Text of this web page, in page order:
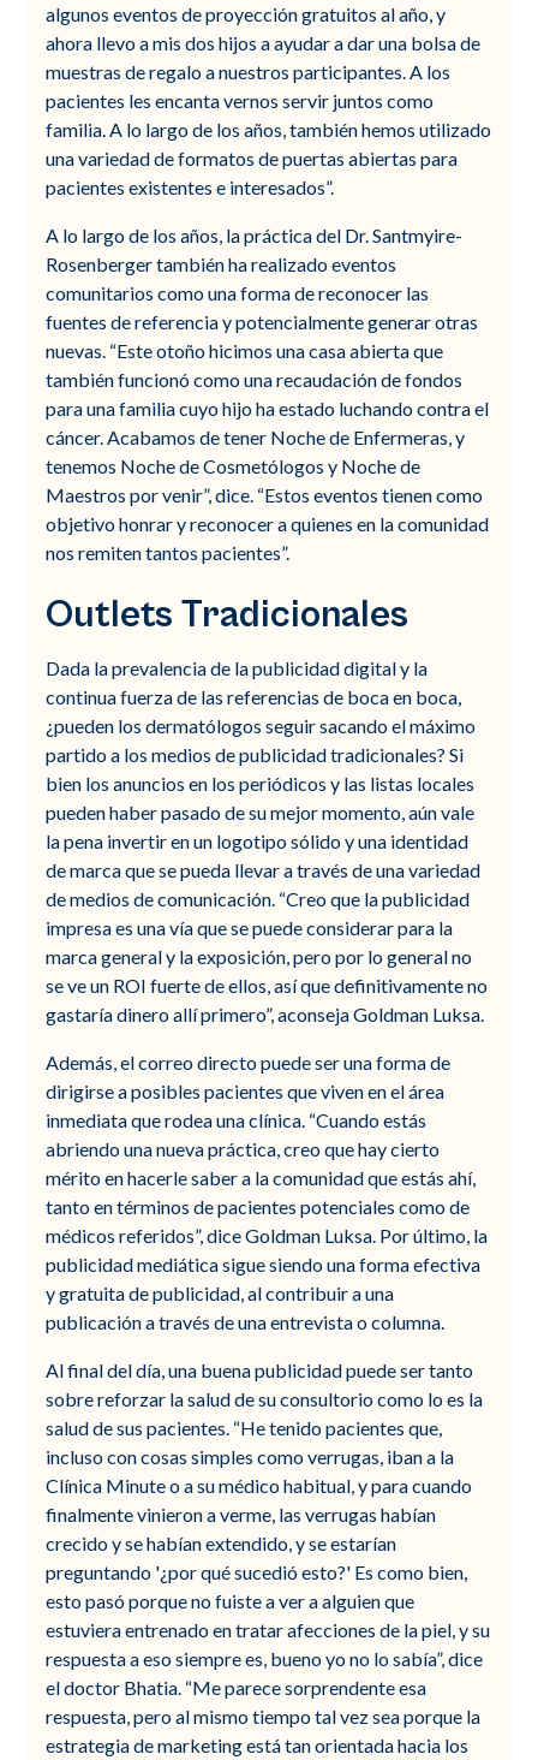
algunos eventos de proyección gratuitos al año, y
ahora llevo a mis dos hijos a ayudar a dar una bolsa de
muestras de regalo a nuestros participantes. A los
pacientes les encanta vernos servir juntos como
familia. A lo largo de los años, también hemos utilizado
una variedad de formatos de puertas abiertas para
pacientes existentes e interesados”.
A lo largo de los años, la práctica del Dr. Santmyire-
Rosenberger también ha realizado eventos
comunitarios como una forma de reconocer las
fuentes de referencia y potencialmente generar otras
nuevas. “Este otoño hicimos una casa abierta que
también funcionó como una recaudación de fondos
para una familia cuyo hijo ha estado luchando contra el
cáncer. Acabamos de tener Noche de Enfermeras, y
tenemos Noche de Cosmetólogos y Noche de
Maestros por venir”, dice. “Estos eventos tienen como
objetivo honrar y reconocer a quienes en la comunidad
nos remiten tantos pacientes”.
Outlets Tradicionales
Dada la prevalencia de la publicidad digital y la
continua fuerza de las referencias de boca en boca,
¿pueden los dermatólogos seguir sacando el máximo
partido a los medios de publicidad tradicionales? Si
bien los anuncios en los periódicos y las listas locales
pueden haber pasado de su mejor momento, aún vale
la pena invertir en un logotipo sólido y una identidad
de marca que se pueda llevar a través de una variedad
de medios de comunicación. “Creo que la publicidad
impresa es una vía que se puede considerar para la
marca general y la exposición, pero por lo general no
se ve un ROI fuerte de ellos, así que definitivamente no
gastaría dinero allí primero”, aconseja Goldman Luksa.
Además, el correo directo puede ser una forma de
dirigirse a posibles pacientes que viven en el área
inmediata que rodea una clínica. “Cuando estás
abriendo una nueva práctica, creo que hay cierto
mérito en hacerle saber a la comunidad que estás ahí,
tanto en términos de pacientes potenciales como de
médicos referidos”, dice Goldman Luksa. Por último, la
publicidad mediática sigue siendo una forma efectiva
y gratuita de publicidad, al contribuir a una
publicación a través de una entrevista o columna.
Al final del día, una buena publicidad puede ser tanto
sobre reforzar la salud de su consultorio como lo es la
salud de sus pacientes. “He tenido pacientes que,
incluso con cosas simples como verrugas, iban a la
Clínica Minute o a su médico habitual, y para cuando
finalmente vinieron a verme, las verrugas habían
crecido y se habían extendido, y se estarían
preguntando '¿por qué sucedió esto?' Es como bien,
esto pasó porque no fuiste a ver a alguien que
estuviera entrenado en tratar afecciones de la piel, y su
respuesta a eso siempre es, bueno yo no lo sabía”, dice
el doctor Bhatia. “Me parece sorprendente esa
respuesta, pero al mismo tiempo tal vez sea porque la
estrategia de marketing está tan orientada hacia los